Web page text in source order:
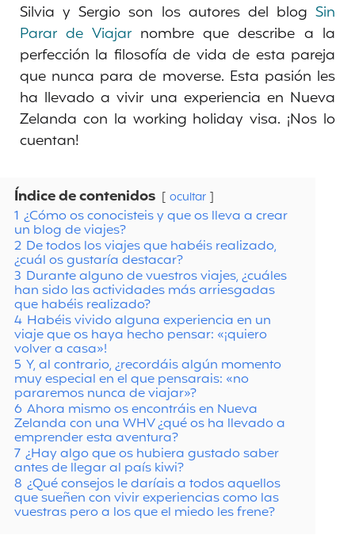
Silvia y Sergio son los autores del blog Sin
Parar de Viajarnombre que describe a la
perfección la filosofía de vida de esta pareja
que nunca para de moverse. Esta pasión les
ha llevado a vivir una experiencia en Nueva
Zelanda con la working holiday visa. ¡Nos lo
cuentan!
Índice de contenidos ocultar
1 ¿Cómo os conocisteis y que os lleva a crear
un blog de viajes?
2 De todos los viajes que habéis realizado,
¿cuál os gustaría destacar?
3 Durante alguno de vuestros viajes, ¿cuáles
han sido las actividades más arriesgadas
que habéis realizado?
4 Habéis vivido alguna experiencia en un
viaje que os haya hecho pensar: «¡quiero
volver a casa»!
5 Y, al contrario, ¿recordáis algún momento
muy especial en el que pensarais: «no
pararemos nunca de viajar»?
6 Ahora mismo os encontráis en Nueva
Zelanda con una WHV ¿qué os ha llevado a
emprender esta aventura?
7 ¿Hay algo que os hubiera gustado saber
antes de llegar al país kiwi?
8 ¿Qué consejos le daríais a todos aquellos
que sueñen con vivir experiencias como las
vuestras pero a los que el miedo les frene?